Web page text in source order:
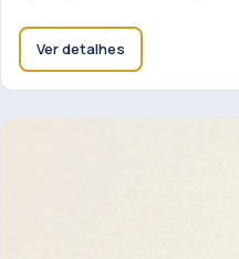
Ver detalhes